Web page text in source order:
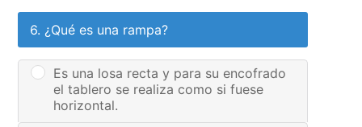
6. ¿Qué es una rampa?
Es una losa recta y para su encofrado
el tablero se realiza como si fuese
horizontal.